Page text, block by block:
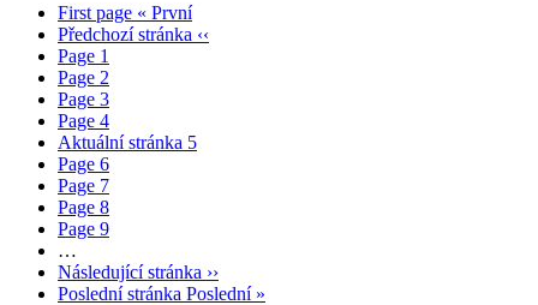
First page « První
Předchozí stránka ‹‹
Page 1
Page 2
Page 3
Page 4
Aktuální stránka 5
Page 6
Page 7
Page 8
Page 9
…
Následující stránka ››
Poslední stránka Poslední »